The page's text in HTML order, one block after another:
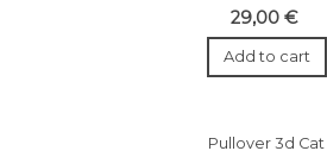
29,00 €
Add to cart
Pullover 3d Cat